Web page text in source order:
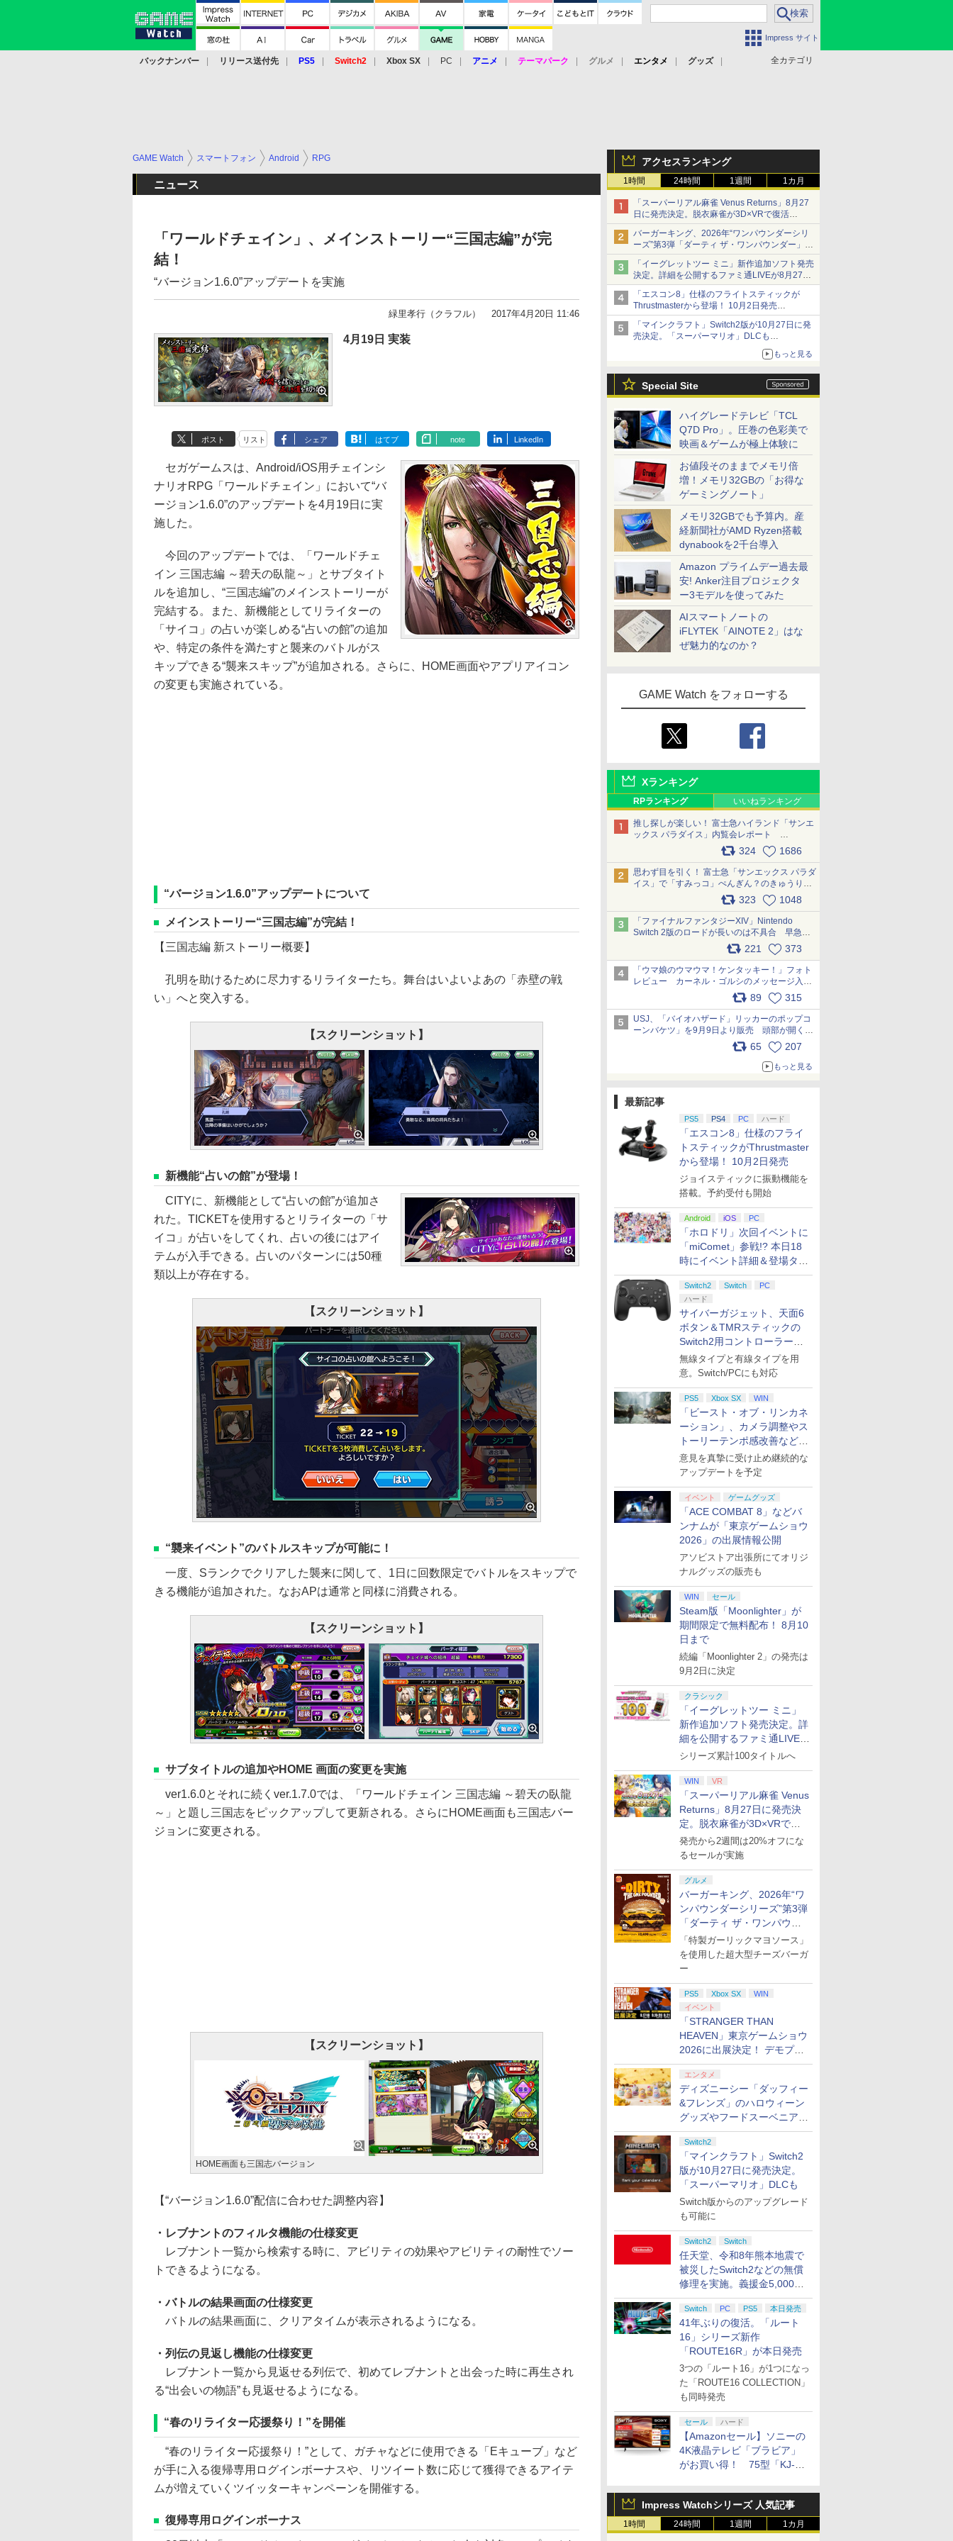
Impress サイト
全カテゴリ
バックナンバー リリース送付先 PS5 Switch2 Xbox SX PC アニメ テーマパーク グルメ エンタメ
グッズ
アクセスランキング
1時間 24時間 1週間 1カ月
「スーパーリアル麻雀 Venus Returns」8月27
日に発売決定。脱衣麻雀が3D×VRで復活
発売から2週間は20%オフになるセールが実施
バーガーキング、2026年“ワンパウンダーシリ
ーズ”第3弾「ダーティ ザ・ワンパウンダー」を
8月7日発売
「特製ガーリックマヨソース」を使用した超大
型チーズバーガー
「イーグレットツー ミニ」新作追加ソフト発売
決定。詳細を公開するファミ通LIVEが8月27日
20時から配信
シリーズ累計100タイトルへ
「エスコン8」仕様のフライトスティックが
Thrustmasterから登場！ 10月2日発売
ジョイスティックに振動機能を搭載。予約受付
も開始
「マインクラフト」Switch2版が10月27日に発
売決定。「スーパーマリオ」DLCも
Switch版からのアップグレードも可能に
もっと見る
Special Site
ハイグレードテレビ「TCL
Q7D Pro」。圧巻の色彩美で
映画＆ゲームが極上体験に
お値段そのままでメモリ倍
増！メモリ32GBの「お得な
ゲーミングノート」
メモリ32GBでも予算内。産
経新聞社がAMD Ryzen搭載
dynabookを2千台導入
Amazon プライムデー過去最
安! Anker注目プロジェクタ
ー3モデルを使ってみた
AIスマートノートの
iFLYTEK「AINOTE 2」はな
ぜ魅力的なのか？
GAME Watch をフォローする
Xランキング
RPランキング いいねランキング
推し探しが楽しい！ 富士急ハイランド「サンエ
ックス パラダイス」内覧会レポート
324 1686
思わず目を引く！ 富士急「サンエックス パラダ
イス」で「すみっコ」ぺんぎん？のきゅうりド
ッグを食べてみた イラストそのままのメニュ
ー化に挑戦。これが意外にもおいしい
pic.x.com/Kgl04hZaeg
323 1048
「ファイナルファンタジーXIV」Nintendo
Switch 2版のロードが長いのは不具合 早急に
アップデートできるよう対応中221 373
「ウマ娘のウマウマ！ケンタッキー！」フォト
レビュー カーネル・ゴルシのメッセージ入り
パッケージや描き下ろしトレカなどが登場
89 315
USJ、「バイオハザード」リッカーのポップコ
ーンバケツ」を9月9日より販売 頭部が開く仕
組み。味は恐怖を堪のう「味噌フレーバー」
65 207
もっと見る
最新記事
PS5 PS4 PC ハード
「エスコン8」仕様のフライ
トスティックがThrustmaster
から登場！ 10月2日発売
ジョイスティックに振動機能を
搭載。予約受付も開始
Android iOS PC
「ホロドリ」次回イベントに
「miComet」参戦!? 本日18
時にイベント詳細＆登場タレ
ント公開
Switch2 Switch
PC
ハード
サイバーガジェット、天面6
ボタン＆TMRスティックの
Switch2用コントローラーを9
月下旬発売！
無線タイプと有線タイプを用
意。Switch/PCにも対応
PS5 Xbox SX WIN
「ビースト・オブ・リンカネ
ーション」、カメラ調整やス
トーリーテンポ感改善などの
アプデを1週間以内に実施
意見を真摯に受け止め継続的な
アップデートを予定
イベント ゲームグッズ
「ACE COMBAT 8」などバ
ンナムが「東京ゲームショウ
2026」の出展情報公開
アソビストア出張所にてオリジ
ナルグッズの販売も
WIN セール
Steam版「Moonlighter」が
期間限定で無料配布！ 8月10
日まで
続編「Moonlighter 2」の発売は
9月2日に決定
クラシック
「イーグレットツー ミニ」
新作追加ソフト発売決定。詳
細を公開するファミ通LIVEが
8月27日20時から配信
シリーズ累計100タイトルへ
WIN VR
「スーパーリアル麻雀 Venus
Returns」8月27日に発売決
定。脱衣麻雀が3D×VRで復
活
発売から2週間は20%オフにな
るセールが実施
グルメ
バーガーキング、2026年“ワ
ンパウンダーシリーズ”第3弾
「ダーティ ザ・ワンパウン
ダー」を8月7日発売
「特製ガーリックマヨソース」
を使用した超大型チーズバーガ
ー
PS5 Xbox SX
WIN
イベント
「STRANGER THAN
HEAVEN」東京ゲームショウ
2026に出展決定！ デモプレ
イや体験型展示も
エンタメ
ディズニーシー「ダッフィー
&フレンズ」のハロウィーン
グッズやフードスーベニアが
8月25日より発売
Switch2
「マインクラフト」Switch2
版が10月27日に発売決定。
「スーパーマリオ」DLCも
Switch版からのアップグレード
も可能に
Switch2 Switch
任天堂、令和8年熊本地震で
被災したSwitch2などの無償
修理を実施。義援金5,000万
円の寄付も発表
Switch PC PS5 本日発売
41年ぶりの復活。「ルート
16」シリーズ新作
「ROUTE16R」が本日発売
3つの「ルート16」が1つになっ
た「ROUTE16 COLLECTION」
も同時発売
セール ハード
【Amazonセール】ソニーの
4K液晶テレビ「ブラビア」
がお買い得！ 75型「KJ-
プ
Impress Watchシリーズ 人気記事
1時間 24時間 1週間 1カ月
GAME Watch スマートフォン Android RPG
ニュース
「ワールドチェイン」、メインストーリー“三国志編”が完
結！
“バージョン1.6.0”アップデートを実施
緑里孝行（クラフル） 2017年4月20日 11:46
4月19日 実装
ポスト リスト シェア はてブ note LinkedIn
セガゲームスは、Android/iOS用チェインシ
ナリオRPG「ワールドチェイン」において“バ
ージョン1.6.0”のアップデートを4月19日に実
施した。
今回のアップデートでは、「ワールドチェ
イン 三国志編 ～碧天の臥龍～」とサブタイト
ルを追加し、“三国志編”のメインストーリーが
完結する。また、新機能としてリライターの
「サイコ」の占いが楽しめる“占いの館”の追加
や、特定の条件を満たすと襲来のバトルがス
キップできる“襲来スキップ”が追加される。さらに、HOME画面やアプリアイコン
の変更も実施されている。
“バージョン1.6.0”アップデートについて
メインストーリー“三国志編”が完結！
【三国志編 新ストーリー概要】
孔明を助けるために尽力するリライターたち。舞台はいよいよあの「赤壁の戦
い」へと突入する。
【スクリーンショット】
新機能“占いの館”が登場！
CITYに、新機能として“占いの館”が追加さ
れた。TICKETを使用するとリライターの「サ
イコ」が占いをしてくれ、占いの後にはアイ
テムが入手できる。占いのパターンには50種
類以上が存在する。
【スクリーンショット】
“襲来イベント”のバトルスキップが可能に！
一度、Sランクでクリアした襲来に関して、1日に回数限定でバトルをスキップで
きる機能が追加された。なおAPは通常と同様に消費される。
【スクリーンショット】
サブタイトルの追加やHOME 画面の変更を実施
ver1.6.0とそれに続くver.1.7.0では、「ワールドチェイン 三国志編 ～碧天の臥龍
～」と題し三国志をピックアップして更新される。さらにHOME画面も三国志バー
ジョンに変更される。
【スクリーンショット】
HOME画面も三国志バージョン
【“バージョン1.6.0”配信に合わせた調整内容】
・レブナントのフィルタ機能の仕様変更
レブナント一覧から検索する時に、アビリティの効果やアビリティの耐性でソー
トできるようになる。
・バトルの結果画面の仕様変更
バトルの結果画面に、クリアタイムが表示されるようになる。
・列伝の見返し機能の仕様変更
レブナント一覧から見返せる列伝で、初めてレブナントと出会った時に再生され
る“出会いの物語”も見返せるようになる。
“春のリライター応援祭り！”を開催
“春のリライター応援祭り！”として、ガチャなどに使用できる「Eキューブ」など
が手に入る復帰専用ログインボーナスや、リツイート数に応じて獲得できるアイテ
ムが増えていくツイッターキャンペーンを開催する。
復帰専用ログインボーナス